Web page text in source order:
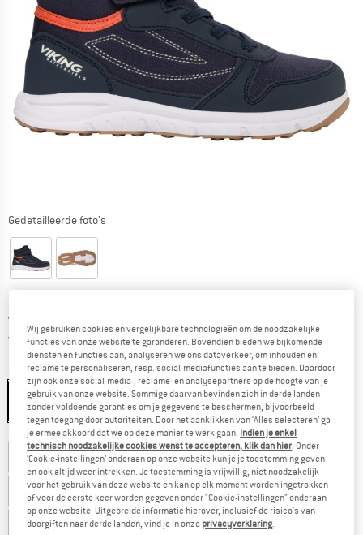
Gedetailleerde foto's
Prijs:
vanaf
Gratis verzending(NL)Nederland. Informatie over de
Kleur:Navy / Orange
Kies een maat:
EU22 EU23 EU24 EU25 EU26
EU27 EU28 EU29 EU30 EU31 EU32 EU33
EU34 EU35
Wij gebruiken cookies en vergelijkbare technologieën om de noodzakelijke
functies van onze website te garanderen. Bovendien bieden we bijkomende
diensten en functies aan, analyseren we ons dataverkeer, om inhouden en
reclame te personaliseren, resp. social-mediafuncties aan te bieden. Daardoor
zijn ook onze social-media-, reclame- en analysepartners op de hoogte van je
gebruik van onze website. Sommige daarvan bevinden zich in derde landen
zonder voldoende garanties om je gegevens te beschermen, bijvoorbeeld
tegen toegang door autoriteiten. Door het aanklikken van ‘Alles selecteren’ ga
je ermee akkoord dat we op deze manier te werk gaan. Indien je enkel
technisch noodzakelijke cookies wenst te accepteren, klik dan hier. Onder
‘Cookie-instellingen’ onderaan op onze website kun je je toestemming geven
en ook altijd weer intrekken. Je toestemming is vrijwillig, niet noodzakelijk
voor het gebruik van deze website en kan op elk moment worden ingetrokken
of voor de eerste keer worden gegeven onder "Cookie-instellingen" onderaan
op onze website. Uitgebreide informatie hierover, inclusief de risico's van
doorgiften naar derde landen, vind je in onze privacyverklaring.